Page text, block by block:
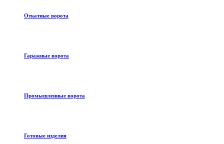
Откатные ворота
Гаражные ворота
Промышленные ворота
Готовые изделия